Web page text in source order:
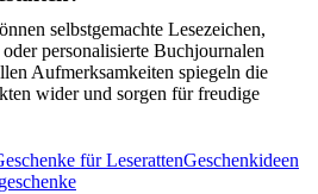
selbstgemachte Lesezeichen,
personalisierte Buchjournalen
Aufmerksamkeiten spiegeln die
wider und sorgen für freudige
für LeserattenGeschenkideen